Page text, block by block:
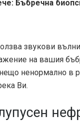
Бъбречна
звукови
на вашия
ненормално в
Ви.